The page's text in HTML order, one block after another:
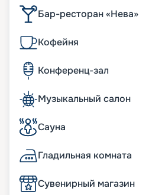
Бар-ресторан «Нева»
Кофейня
Конференц-зал
Музыкальный салон
Сауна
Гладильная комната
Сувенирный магазин